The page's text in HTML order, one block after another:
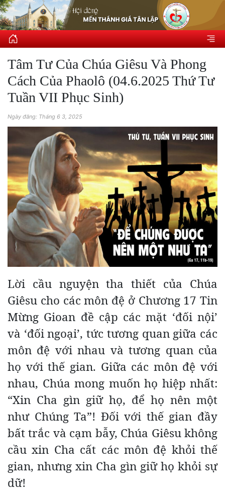
Tâm Tư Của Chúa Giêsu Và Phong
Cách Của Phaolô (04.6.2025 Thứ Tư
Tuần VII Phục Sinh)
Ngày đăng: Tháng 6 3, 2025
Lời cầu nguyện tha thiết của Chúa
Giêsu cho các môn đệ ở Chương 17 Tin
Mừng Gioan đề cập các mặt ‘đối nội’
và ‘đối ngoại’, tức tương quan giữa các
môn đệ với nhau và tương quan của
họ với thế gian. Giữa các môn đệ với
nhau, Chúa mong muốn họ hiệp nhất:
“Xin Cha gìn giữ họ, để họ nên một
như Chúng Ta”! Đối với thế gian đầy
bất trắc và cạm bẫy, Chúa Giêsu không
cầu xin Cha cất các môn đệ khỏi thế
gian, nhưng xin Cha gìn giữ họ khỏi sự
dữ!